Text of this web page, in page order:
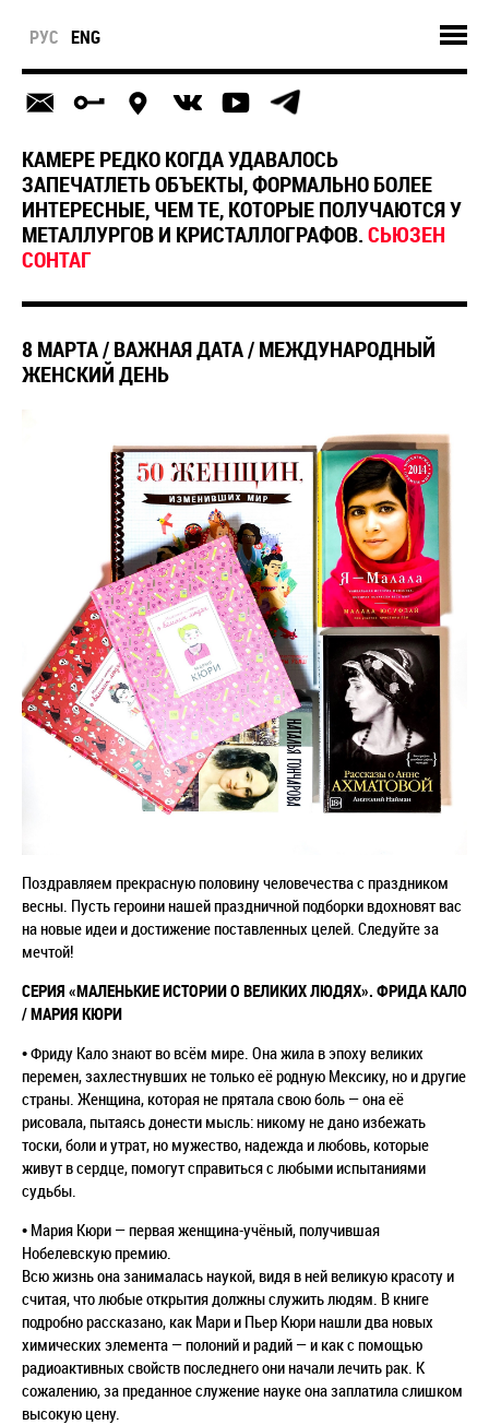
РУС ENG
КАМЕРЕ РЕДКО КОГДА УДАВАЛОСЬ
ЗАПЕЧАТЛЕТЬ ОБЪЕКТЫ, ФОРМАЛЬНО БОЛЕЕ
ИНТЕРЕСНЫЕ, ЧЕМ ТЕ, КОТОРЫЕ ПОЛУЧАЮТСЯ У
МЕТАЛЛУРГОВ И КРИСТАЛЛОГРАФОВ.СЬЮЗЕН
CОНТАГ
8 МАРТА / ВАЖНАЯ ДАТА / МЕЖДУНАРОДНЫЙ
ЖЕНСКИЙ ДЕНЬ
Поздравляем прекрасную половину человечества с праздником
весны. Пусть героини нашей праздничной подборки вдохновят вас
на новые идеи и достижение поставленных целей. Следуйте за
мечтой!
СЕРИЯ «МАЛЕНЬКИЕ ИСТОРИИ О ВЕЛИКИХ ЛЮДЯХ». ФРИДА КАЛО
/ МАРИЯ КЮРИ
• Фриду Кало знают во всём мире. Она жила в эпоху великих
перемен, захлестнувших не только её родную Мексику, но и другие
страны. Женщина, которая не прятала свою боль — она её
рисовала, пытаясь донести мысль: никому не дано избежать
тоски, боли и утрат, но мужество, надежда и любовь, которые
живут в сердце, помогут справиться с любыми испытаниями
судьбы.
• Мария Кюри — первая женщина-учёный, получившая
Нобелевскую премию.
Всю жизнь она занималась наукой, видя в ней великую красоту и
считая, что любые открытия должны служить людям. В книге
подробно рассказано, как Мари и Пьер Кюри нашли два новых
химических элемента — полоний и радий — и как с помощью
радиоактивных свойств последнего они начали лечить рак. К
сожалению, за преданное служение науке она заплатила слишком
высокую цену.